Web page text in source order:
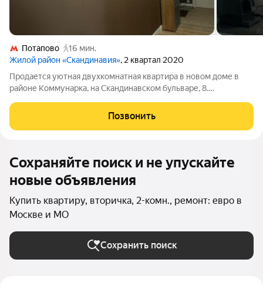
Потапово
16 мин.
Жилой район «Скандинавия», 2 квартал 2020
Продается уютная двухкомнатная квартира в новом доме в
районе Коммунарка, на Скандинавском бульваре, 8.
создают ощущение легкости и простора. Квартира
расположена на 6 этаже 14-этажного
Позвонить
Сохраняйте поиск и не упускайте
новые объявления
Купить квартиру, вторичка, 2-комн., ремонт: евро в
Москве и МО
Сохранить поиск